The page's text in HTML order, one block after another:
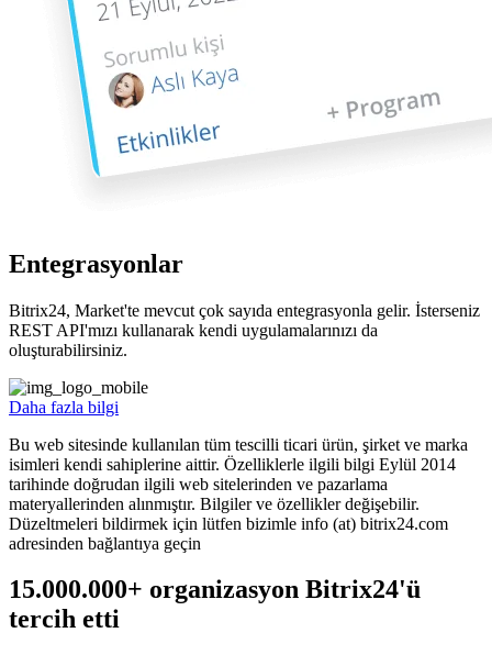
Entegrasyonlar
Bitrix24, Market'te mevcut çok sayıda entegrasyonla gelir. İsterseniz
REST API'mızı kullanarak kendi uygulamalarınızı da
oluşturabilirsiniz.
Daha fazla bilgi
Bu web sitesinde kullanılan tüm tescilli ticari ürün, şirket ve marka
isimleri kendi sahiplerine aittir. Özelliklerle ilgili bilgi Eylül 2014
tarihinde doğrudan ilgili web sitelerinden ve pazarlama
materyallerinden alınmıştır. Bilgiler ve özellikler değişebilir.
Düzeltmeleri bildirmek için lütfen bizimle info (at) bitrix24.com
adresinden bağlantıya geçin
15.000.000+ organizasyon Bitrix24'ü
tercih etti